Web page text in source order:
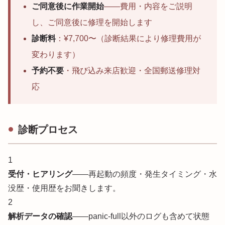
ご同意後に作業開始——費用・内容をご説明
し、ご同意後に修理を開始します
診断料：¥7,700〜（診断結果により修理費用が
変わります）
予約不要 ・飛び込み来店歓迎・全国郵送修理対
応
診断プロセス
1
受付・ヒアリング——再起動の頻度・発生タイミング・水
没歴・使用歴をお聞きします。
2
解析データの確認——panic-full以外のログも含めて状態